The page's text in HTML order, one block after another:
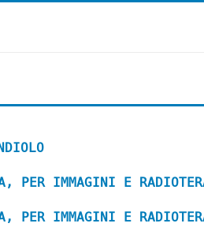
PER IMMAGINI E
PER IMMAGINI E